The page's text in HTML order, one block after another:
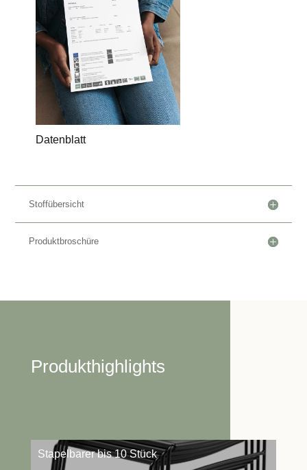
Datenblatt
Stoffübersicht
Produktbroschüre
Produkthighlights
Stapelbarer bis 10 Stück